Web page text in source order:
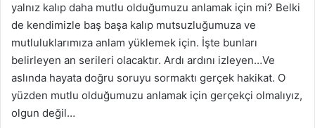
yalnız kalıp daha mutlu olduğumuzu anlamak için mi? Belki
de kendimizle baş başa kalıp mutsuzluğumuza ve
mutluluklarımıza anlam yüklemek için. İşte bunları
belirleyen an serileri olacaktır. Ardı ardını izleyen…Ve
aslında hayata doğru soruyu sormaktı gerçek hakikat. O
yüzden mutlu olduğumuzu anlamak için gerçekçi olmalıyız,
olgun değil…